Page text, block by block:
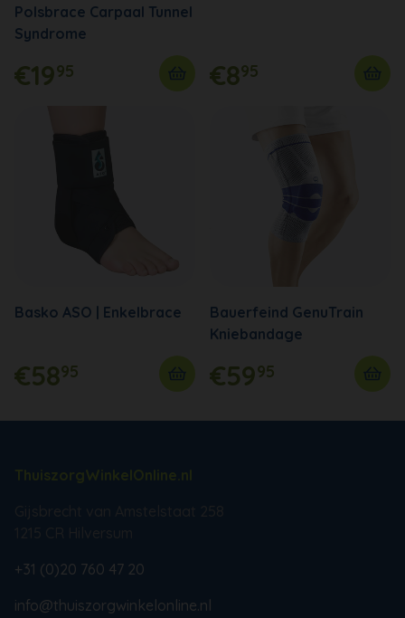
Polsbrace Carpaal Tunnel
Syndrome
€1995 €895
Basko ASO | Enkelbrace
€5895
Bauerfeind GenuTrain
Kniebandage
€5995
+31 (0)20 760 47 20
info@thuiszorgwinkelonline.nl